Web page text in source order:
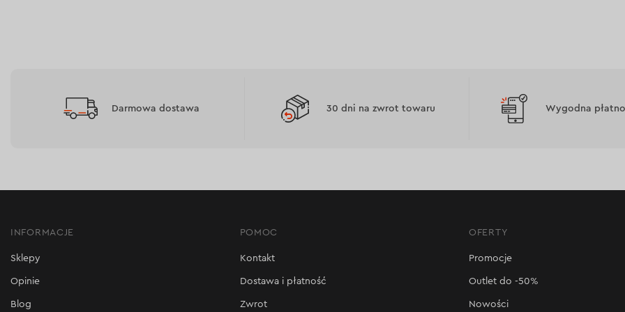
Darmowa dostawa 30 dni na zwrot towaru Wygodna
INFORMACJE
Sklepy
Opinie
Blog
POMOC
Kontakt
Dostawa i płatność
Zwrot
OFERTY
Promocje
Outlet do -50%
Nowości